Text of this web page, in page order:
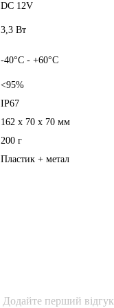
DC 12V
3,3 Вт
-40°C - +60°C
<95%
IP67
162 х 70 х 70 мм
200 г
Пластик + метал
Додайте перший відгук